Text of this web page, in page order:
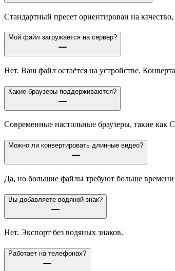
Стандартный пресет ориентирован на
Мой файл загружается на сервер?
Нет. Ваш файл остаётся на устройстве.
Какие браузеры поддерживаются?
Современные настольные браузеры, такие как
Можно ли конвертировать длинные видео?
Да, но большие файлы требуют больше
Вы добавляете водяной знак?
Нет. Экспорт без водяных знаков.
Работает на телефонах?